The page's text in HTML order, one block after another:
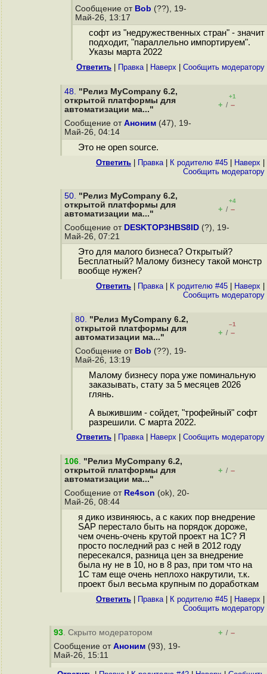
Сообщение от Bob (??), 19-
Май-26, 13:17
софт из "недружественных стран" - значит
подходит, "параллельно импортируем".
Указы марта 2022
Ответить Правка| Наверх Cообщить модератору
48. "Релиз MyCompany 6.2,
открытой платформы для
автоматизации ма..."
+1
+ / –
Сообщение от Аноним (47), 19-
Май-26, 04:14
Это не open source.
Ответить Правка| К родителю #45 Наверх
Cообщить модератору
50. "Релиз MyCompany 6.2,
открытой платформы для
автоматизации ма..."
+4
+ / –
Сообщение от DESKTOP3HBS8ID (?), 19-
Май-26, 07:21
Это для малого бизнеса? Открытый?
Бесплатный? Малому бизнесу такой монстр
вообще нужен?
Ответить Правка| К родителю #45 Наверх
Cообщить модератору
80. "Релиз MyCompany 6.2,
открытой платформы для
автоматизации ма..."
–1
+ / –
Сообщение от Bob (??), 19-
Май-26, 13:19
Малому бизнесу пора уже поминальную
заказывать, стату за 5 месяцев 2026
глянь.
А выжившим - сойдет, "трофейный" софт
разрешили. С марта 2022.
Ответить Правка| Наверх Cообщить модератору
106. "Релиз MyCompany 6.2,
открытой платформы для
автоматизации ма..."
+ / –
Сообщение от Re4son (ok), 20-
Май-26, 08:44
я дико извиняюсь, а с каких пор внедрение
SAP перестало быть на порядок дороже,
чем очень-очень крутой проект на 1С? Я
просто последний раз с ней в 2012 году
пересекался, разница цен за внедрение
была ну не в 10, но в 8 раз, при том что на
1С там еще очень неплохо накрутили, т.к.
проект был весьма крупным по доработкам
Ответить Правка| К родителю #45 Наверх
Cообщить модератору
93. Скрыто модератором + / –
Сообщение от Аноним (93), 19-
Май-26, 15:11